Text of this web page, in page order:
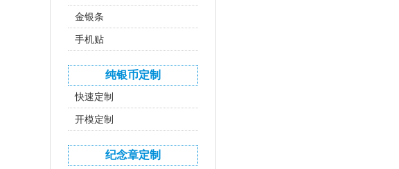
金银条
手机贴
纯银币定制
快速定制
开模定制
纪念章定制